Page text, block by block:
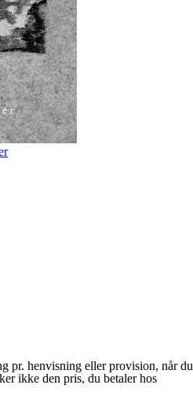
pr. henvisning eller provision, når du
ikke den pris, du betaler hos